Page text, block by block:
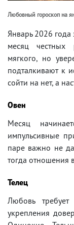
Любовный гороскоп на
Январь 2026 года
месяц честных
мягкого, но
подталкивают к
сойти на нет, а
Овен
Месяц
импульсивные
паре важно не
тогда отношения
Телец
Любовь
укрепления